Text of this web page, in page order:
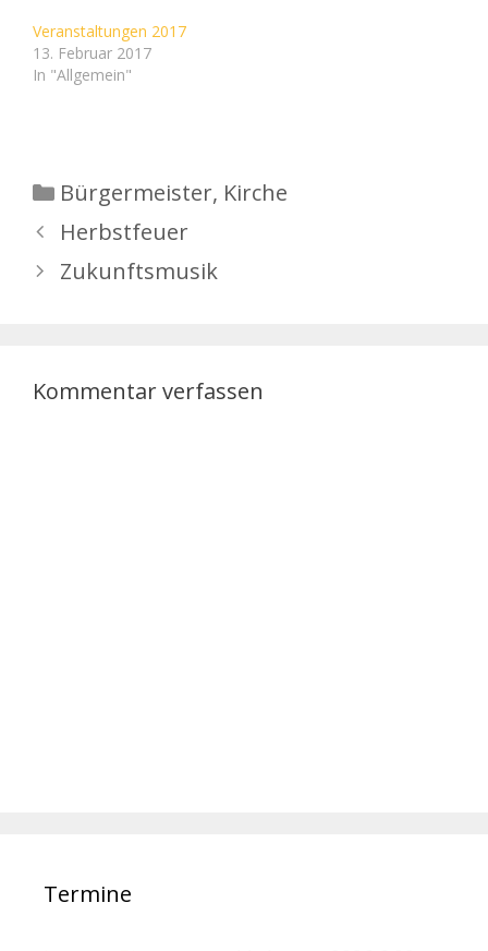
August 2014 um 9.30 Uhr
zu uns stoßen. Da haben
wir nämlich einen
Rundfunk-Gottesdienst.
Veranstaltungen 2017
13. Februar 2017
In "Allgemein"
Kategorien
Bürgermeister, Kirche
Herbstfeuer
Zukunftsmusik
Kommentar verfassen
Termine